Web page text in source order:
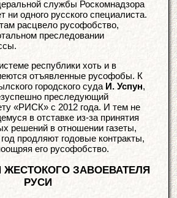
службы Роскомнадзора
ни одного русского специалиста.
расцвело русофобство,
преследовании
республики хоть и в
отъявленные русофобы. К
городского суда И. Успун,
преследующий
«РИСК» с 2012 года. И тем не
в отставке из-за принятия
решений в отношении газеты,
продляют годовые контракты,
его русофобство.
ЗАВОЕВАТЕЛЯ
РУСИ